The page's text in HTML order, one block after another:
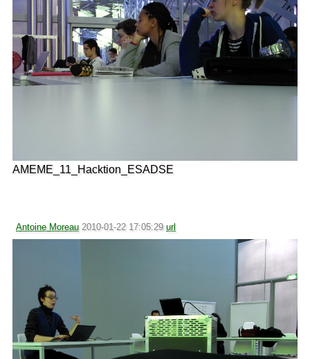
AMEME_11_Hacktion_ESADSE
Antoine Moreau 2010-01-22 17:05:29 url